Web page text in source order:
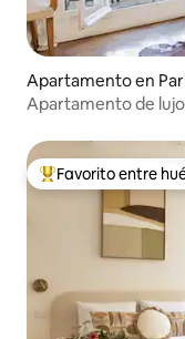
Apartamento en
Apartamento de
Favorito entre
Favorito entre